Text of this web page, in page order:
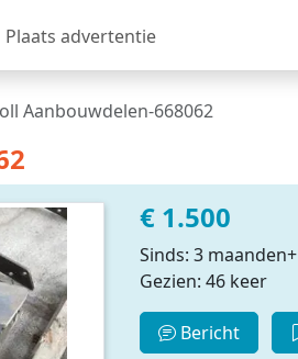
Plaats advertentie
Aanbouwdelen-668062
€ 1.500
Sinds: 3 maanden+
Gezien: 46 keer
Bericht